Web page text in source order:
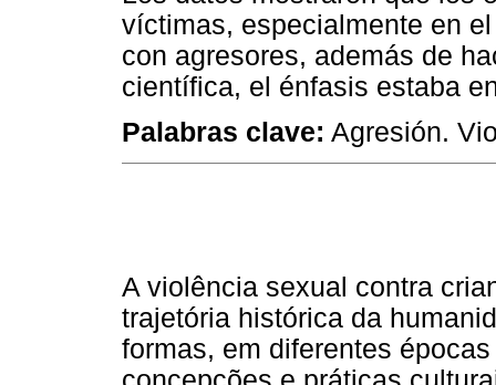
víctimas, especialmente en
con agresores, además de
científica, el énfasis estaba
Palabras clave: Agresión.
A violência sexual contra
trajetória histórica da
formas, em diferentes